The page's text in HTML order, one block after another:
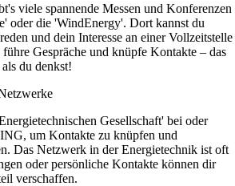
viele spannende Messen und Konferenzen
oder die 'WindEnergy'. Dort kannst du
und dein Interesse an einer Vollzeitstelle
Gespräche und knüpfe Kontakte – das
du denkst!
Gesellschaft' bei oder
um Kontakte zu knüpfen und
Das Netzwerk in der Energietechnik ist oft
oder persönliche Kontakte können dir
verschaffen.